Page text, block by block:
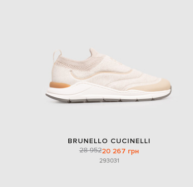
BRUNELLO CUCINELLI
28 95220 267 грн
293031